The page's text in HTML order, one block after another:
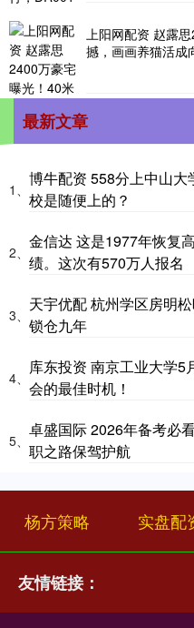
上阳网配资 赵露
撼，画画养猫活成
最新文章
1、
博牛配资 558分上中山大
校是随便上的？
2、
金信达 这是1977年恢复
绩。这次有570万人报名
3、
天宇优配 杭州学区房明
锁仓九年
4、
库东投资 南京工业大学5
会的最佳时机！
5、
卓盛国际 2026年备考必
职之路保驾护航
杨方策略 实盘配
友情链接：